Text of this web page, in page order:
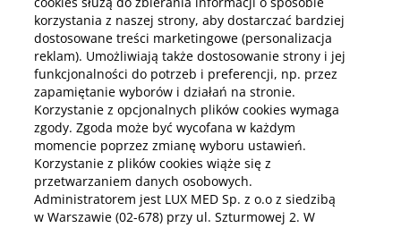
Pobierz aplikację mobilną
korzystania z naszej strony, aby dostarczać bardziej
dostosowane treści marketingowe (personalizacja
reklam). Umożliwiają także dostosowanie strony i jej
funkcjonalności do potrzeb i preferencji, np. przez
zapamiętanie wyborów i działań na stronie.
Korzystanie z opcjonalnych plików cookies wymaga
zgody. Zgoda może być wycofana w każdym
momencie poprzez zmianę wyboru ustawień.
Korzystanie z plików cookies wiąże się z
przetwarzaniem danych osobowych.
Administratorem jest LUX MED Sp. z o.o z siedzibą
w Warszawie (02-678) przy ul. Szturmowej 2. W